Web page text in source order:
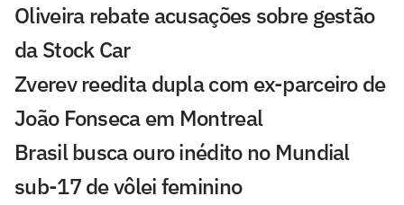
Oliveira rebate acusações sobre gestão
da Stock Car
Zverev reedita dupla com ex-parceiro de
João Fonseca em Montreal
Brasil busca ouro inédito no Mundial
sub-17 de vôlei feminino